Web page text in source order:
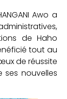
Awo a
de Haho
tout au
de réussite
ses nouvelles